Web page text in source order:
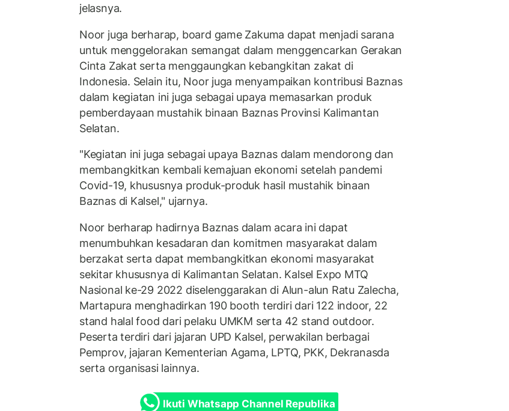
jelasnya.
Noor juga berharap, board game Zakuma dapat menjadi sarana
untuk menggelorakan semangat dalam menggencarkan Gerakan
Cinta Zakat serta menggaungkan kebangkitan zakat di
Indonesia. Selain itu, Noor juga menyampaikan kontribusi Baznas
dalam kegiatan ini juga sebagai upaya memasarkan produk
pemberdayaan mustahik binaan Baznas Provinsi Kalimantan
Selatan.
"Kegiatan ini juga sebagai upaya Baznas dalam mendorong dan
membangkitkan kembali kemajuan ekonomi setelah pandemi
Covid-19, khususnya produk-produk hasil mustahik binaan
Baznas di Kalsel," ujarnya.
Noor berharap hadirnya Baznas dalam acara ini dapat
menumbuhkan kesadaran dan komitmen masyarakat dalam
berzakat serta dapat membangkitkan ekonomi masyarakat
sekitar khususnya di Kalimantan Selatan. Kalsel Expo MTQ
Nasional ke-29 2022 diselenggarakan di Alun-alun Ratu Zalecha,
Martapura menghadirkan 190 booth terdiri dari 122 indoor, 22
stand halal food dari pelaku UMKM serta 42 stand outdoor.
Peserta terdiri dari jajaran UPD Kalsel, perwakilan berbagai
Pemprov, jajaran Kementerian Agama, LPTQ, PKK, Dekranasda
serta organisasi lainnya.
Ikuti Whatsapp Channel Republika